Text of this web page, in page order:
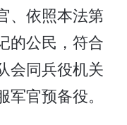
、依照本法第
的公民，符合
会同兵役机关
官预备役。